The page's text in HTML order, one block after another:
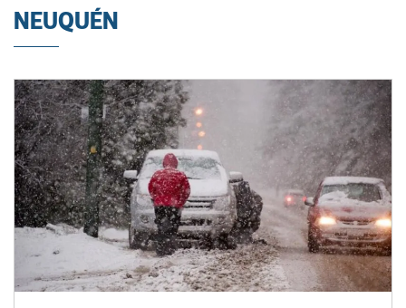
NEUQUÉN